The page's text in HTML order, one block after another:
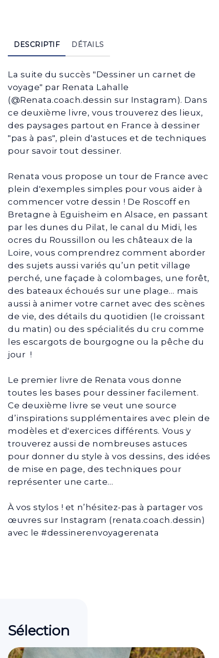
DESCRIPTIF DÉTAILS
La suite du succès "Dessiner un carnet de
voyage" par Renata Lahalle
(@Renata.coach.dessin sur Instagram). Dans
ce deuxième livre, vous trouverez des lieux,
des paysages partout en France à dessiner
"pas à pas", plein d'astuces et de techniques
pour savoir tout dessiner.
Renata vous propose un tour de France avec
plein d'exemples simples pour vous aider à
commencer votre dessin ! De Roscoff en
Bretagne à Eguisheim en Alsace, en passant
par les dunes du Pilat, le canal du Midi, les
ocres du Roussillon ou les châteaux de la
Loire, vous comprendrez comment aborder
des sujets aussi variés qu’un petit village
perché, une façade à colombages, une forêt,
des bateaux échoués sur une plage… mais
aussi à animer votre carnet avec des scènes
de vie, des détails du quotidien (le croissant
du matin) ou des spécialités du cru comme
les escargots de bourgogne ou la pêche du
jour !
Le premier livre de Renata vous donne
toutes les bases pour dessiner facilement.
Ce deuxième livre se veut une source
d’inspirations supplémentaires avec plein de
modèles et d'exercices différents. Vous y
trouverez aussi de nombreuses astuces
pour donner du style à vos dessins, des idées
de mise en page, des techniques pour
représenter une carte…
À vos stylos ! et n’hésitez-pas à partager vos
œuvres sur Instagram (renata.coach.dessin)
avec le #dessinerenvoyagerenata
Sélection